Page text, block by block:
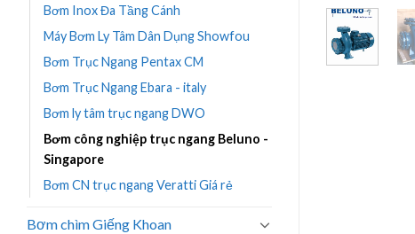
Bơm Inox Đa Tầng Cánh
Máy Bơm Ly Tâm Dân Dụng Showfou
Bơm Trục Ngang Pentax CM
Bơm Trục Ngang Ebara - italy
Bơm ly tâm trục ngang DWO
Bơm công nghiệp trục ngang Beluno -
Singapore
Bơm CN trục ngang Veratti Giá rẻ
Bơm chìm Giếng Khoan